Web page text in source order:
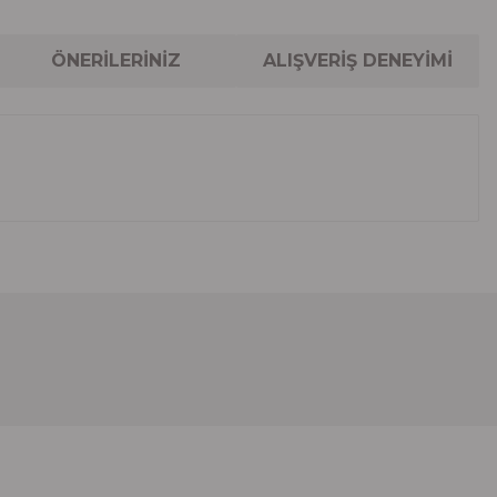
ÖNERİLERİNİZ ALIŞVERİŞ DENEYİMİ